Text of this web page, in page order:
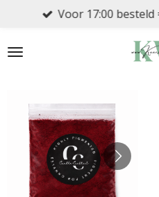
naar
Voor 17:00 besteld